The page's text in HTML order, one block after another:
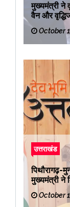
मुख्यमंत्री ने
वैन और
रवाना किया
October
उत्तराखंड
पिथौरागढ़-
मुख्यमंत्री ने
October